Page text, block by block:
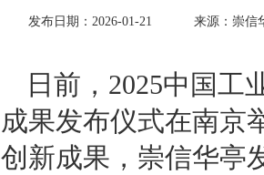
发布日期：2026-01-21 来源：崇信
日前，2025中国工
成果发布仪式在南京
创新成果，崇信华亭